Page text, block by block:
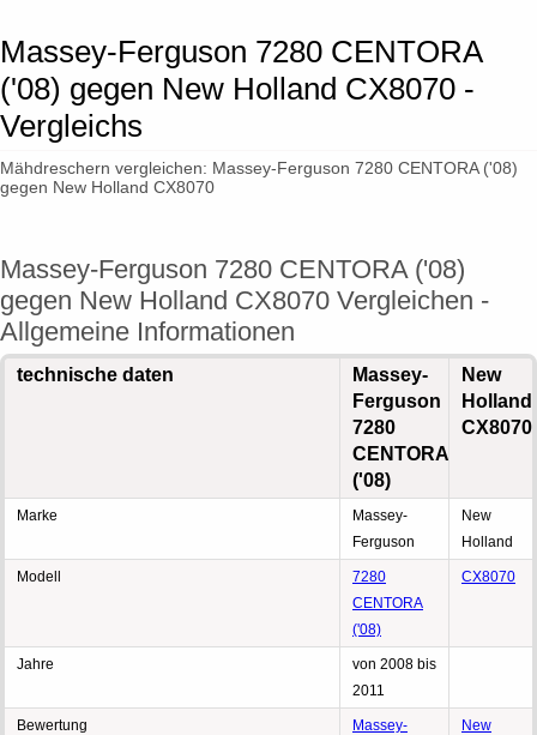
Massey-Ferguson 7280 CENTORA
('08) gegen New Holland CX8070 -
Vergleichs
Mähdreschern vergleichen: Massey-Ferguson 7280 CENTORA ('08)
gegen New Holland CX8070
Massey-Ferguson 7280 CENTORA ('08)
gegen New Holland CX8070 Vergleichen -
Allgemeine Informationen
technische daten
Massey-
Ferguson
7280
CENTORA
('08)
New
Holland
CX8070
Marke
Massey-
Ferguson
New
Holland
Modell
7280
CENTORA
('08)
CX8070
Jahre
von 2008 bis
2011
Bewertung
Massey-
New